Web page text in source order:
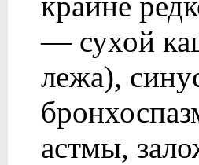
— сухой
лежа),
астмы,